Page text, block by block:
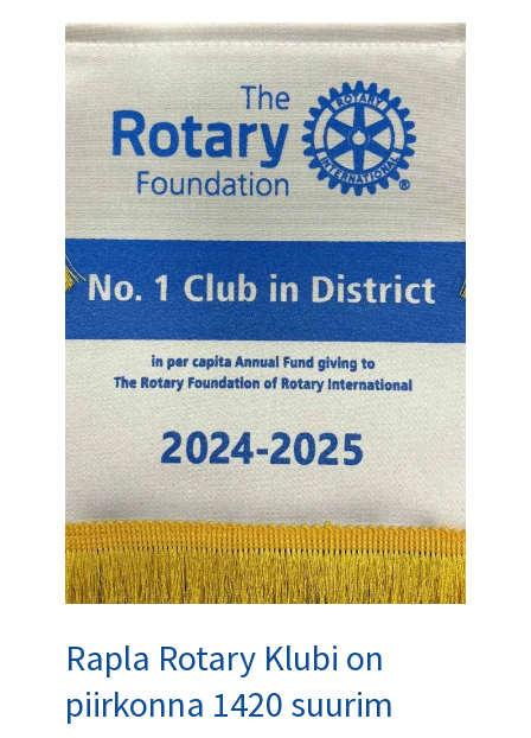
Rapla Rotary Klubi on
piirkonna 1420 suurim
Rapla
Rotary
Klubi
on
piirkonna
1420
suurim
annetaja
Rotary
Fondi
2024-
2025